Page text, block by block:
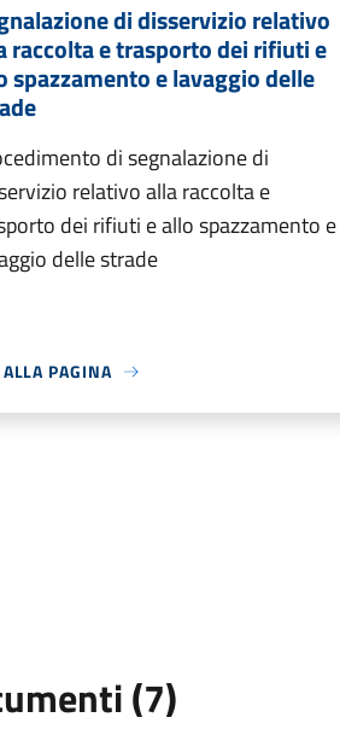
di disservizio relativo
raccolta e trasporto dei rifiuti e
spazzamento e lavaggio delle
di segnalazione di
relativo alla raccolta e
dei rifiuti e allo spazzamento e
delle strade
PAGINA
(7)